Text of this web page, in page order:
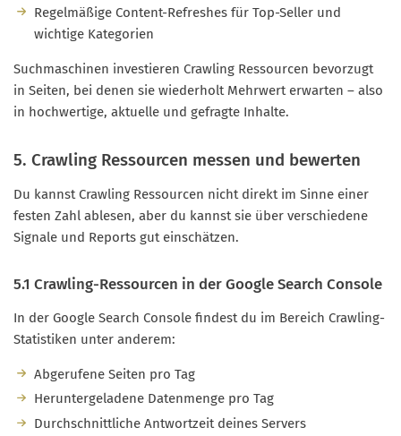
Regelmäßige Content-Refreshes für Top-Seller und
wichtige Kategorien
Suchmaschinen investieren Crawling Ressourcen bevorzugt
in Seiten, bei denen sie wiederholt Mehrwert erwarten – also
in hochwertige, aktuelle und gefragte Inhalte.
5. Crawling Ressourcen messen und bewerten
Du kannst Crawling Ressourcen nicht direkt im Sinne einer
festen Zahl ablesen, aber du kannst sie über verschiedene
Signale und Reports gut einschätzen.
5.1 Crawling-Ressourcen in der Google Search Console
In der Google Search Console findest du im Bereich Crawling-
Statistiken unter anderem:
Abgerufene Seiten pro Tag
Heruntergeladene Datenmenge pro Tag
Durchschnittliche Antwortzeit deines Servers